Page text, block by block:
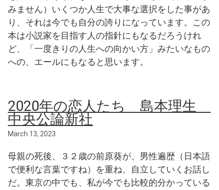
みません）いくつか人生で大事な選択をした事があ
り、それは今でも自分の誇りになっています。この
本は小説家を目指す人の指針にもなるだろうけれ
ど、「一度きりの人生への向かい方」みたいなもの
への、エールにもなると思います。
2020年の恋人たち 島本理生
中央公論新社
March 13, 2023
母親の死後、３２歳の前原葵が、男性遍歴（日本語
で便利な言葉ですね）を重ね、自立していくお話し
だ。東京の中でも、私が今でも比較的分かっている